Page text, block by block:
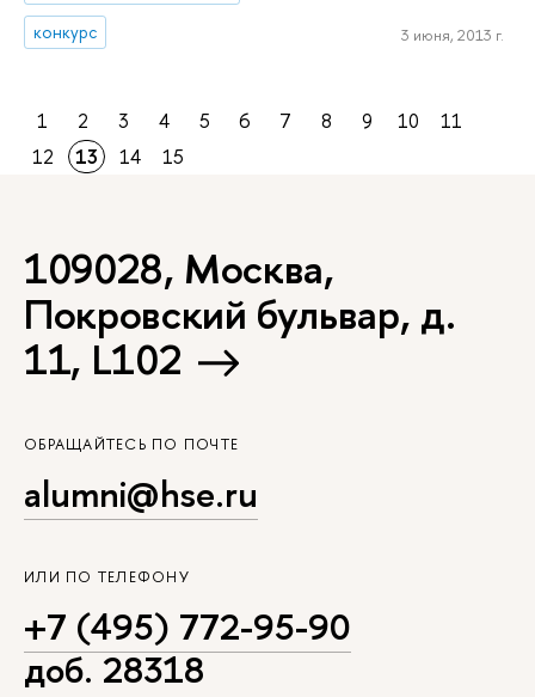
конкурс
3 июня, 2013 г.
1 2 3 4 5 6 7 8 9 10
11
12
13 14 15
109028, Москва,
Покровский бульвар, д.
11, L102
ОБРАЩАЙТЕСЬ ПО ПОЧТЕ
alumni@hse.ru
ИЛИ ПО ТЕЛЕФОНУ
+7 (495) 772-95-90
доб. 28318